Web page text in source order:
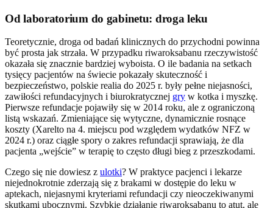
Od laboratorium do gabinetu: droga leku
Teoretycznie, droga od badań klinicznych do przychodni powinna
być prosta jak strzała. W przypadku riwaroksabanu rzeczywistość
okazała się znacznie bardziej wyboista. O ile badania na setkach
tysięcy pacjentów na świecie pokazały skuteczność i
bezpieczeństwo, polskie realia do 2025 r. były pełne niejasności,
zawiłości refundacyjnych i biurokratycznej gry w kotka i myszkę.
Pierwsze refundacje pojawiły się w 2014 roku, ale z ograniczoną
listą wskazań. Zmieniające się wytyczne, dynamicznie rosnące
koszty (Xarelto na 4. miejscu pod względem wydatków NFZ w
2024 r.) oraz ciągłe spory o zakres refundacji sprawiają, że dla
pacjenta „wejście” w terapię to często długi bieg z przeszkodami.
Czego się nie dowiesz z ulotki? W praktyce pacjenci i lekarze
niejednokrotnie zderzają się z brakami w dostępie do leku w
aptekach, niejasnymi kryteriami refundacji czy nieoczekiwanymi
skutkami ubocznymi. Szybkie działanie riwaroksabanu to atut, ale